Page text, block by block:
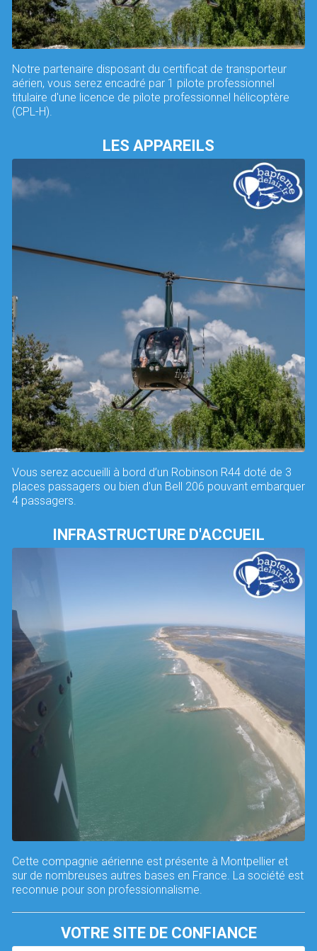
Notre partenaire disposant du certificat de transporteur
aérien, vous serez encadré par 1 pilote professionnel
titulaire d'une licence de pilote professionnel hélicoptère
(CPL-H).
LES APPAREILS
Vous serez accueilli à bord d’un Robinson R44 doté de 3
places passagers ou bien d'un Bell 206 pouvant embarquer
4 passagers.
INFRASTRUCTURE D'ACCUEIL
Cette compagnie aérienne est présente à Montpellier et
sur de nombreuses autres bases en France. La société est
reconnue pour son professionnalisme.
VOTRE SITE DE CONFIANCE